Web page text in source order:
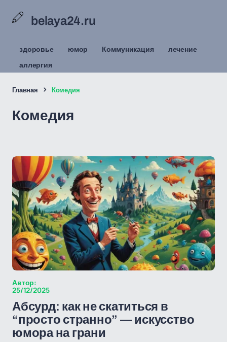
belaya24.ru
здоровье юмор Коммуникация
лечение
аллергия
Главная Комедия
Комедия
Автор:
25/12/2025
Абсурд: как не скатиться в
“просто странно” — искусство
юмора на грани